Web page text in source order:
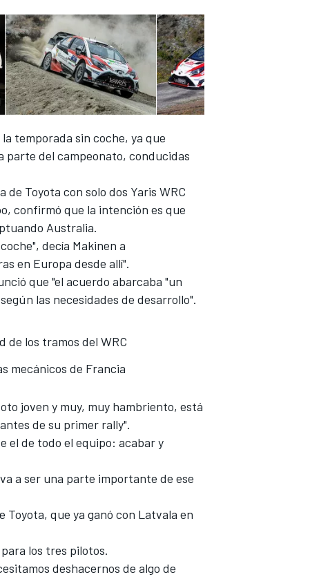
temporada sin coche, ya que
parte del campeonato, conducidas
de Toyota con solo dos Yaris WRC
confirmó que la intención es que
Australia.
decía Makinen a
en Europa desde allí".
que "el acuerdo abarcaba "un
las necesidades de desarrollo".
de los tramos del WRC
mecánicos de Francia
joven y muy, muy hambriento, está
de su primer rally".
el de todo el equipo: acabar y
a ser una parte importante de ese
Toyota, que ya ganó con Latvala en
los tres pilotos.
deshacernos de algo de